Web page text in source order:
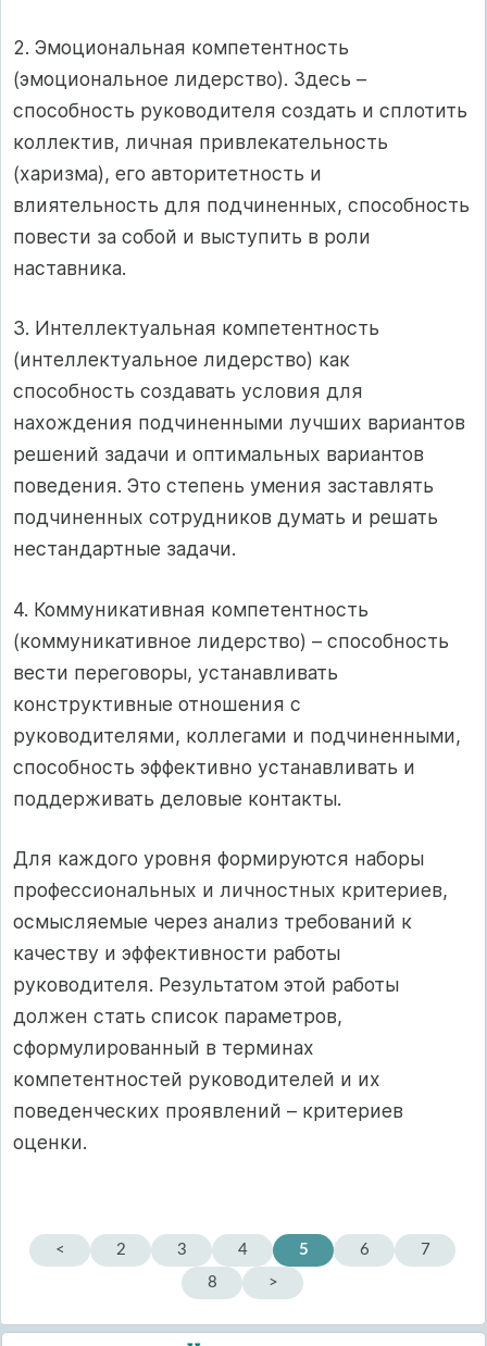
2. Эмоциональная компетентность
(эмоциональное лидерство). Здесь –
способность руководителя создать и сплотить
коллектив, личная привлекательность
(харизма), его авторитетность и
влиятельность для подчиненных, способность
повести за собой и выступить в роли
наставника.
3. Интеллектуальная компетентность
(интеллектуальное лидерство) как
способность создавать условия для
нахождения подчиненными лучших вариантов
решений задачи и оптимальных вариантов
поведения. Это степень умения заставлять
подчиненных сотрудников думать и решать
нестандартные задачи.
4. Коммуникативная компетентность
(коммуникативное лидерство) – способность
вести переговоры, устанавливать
конструктивные отношения с
руководителями, коллегами и подчиненными,
способность эффективно устанавливать и
поддерживать деловые контакты.
Для каждого уровня формируются наборы
профессиональных и личностных критериев,
осмысляемые через анализ требований к
качеству и эффективности работы
руководителя. Результатом этой работы
должен стать список параметров,
сформулированный в терминах
компетентностей руководителей и их
поведенческих проявлений – критериев
оценки.
< 2 3 4 5 6
7
8
>